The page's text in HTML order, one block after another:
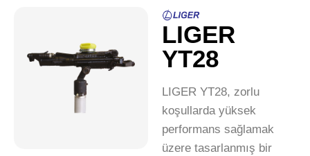
LIGER
YT28
LIGER YT28, zorlu
koşullarda yüksek
performans sağlamak
üzere tasarlanmış bir